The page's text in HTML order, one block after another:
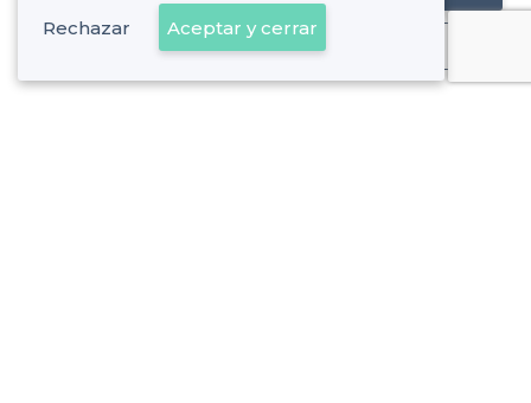
Ya es cliente
Rechazar Aceptar y cerrar